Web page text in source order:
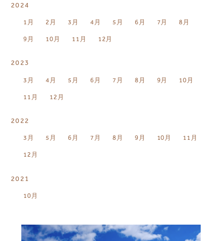
2024
1月 2月 3月 4月 5月 6月 7月 8月
9月 10月 11月 12月
2023
3月 4月 5月 6月 7月 8月 9月 10月
11月 12月
2022
3月 5月 6月 7月 8月 9月 10月 11月
12月
2021
10月